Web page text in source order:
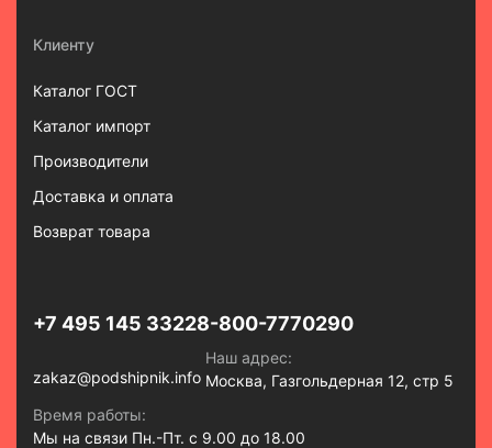
Клиенту
Каталог ГОСТ
Каталог импорт
Производители
Доставка и оплата
Возврат товара
+7 495 145 33228-800-7770290
zakaz@podshipnik.info
Наш адрес:
Москва, Газгольдерная 12, стр 5
Время работы:
Мы на связи Пн.-Пт. с 9.00 до 18.00